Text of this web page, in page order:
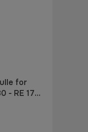
for
- RE 170